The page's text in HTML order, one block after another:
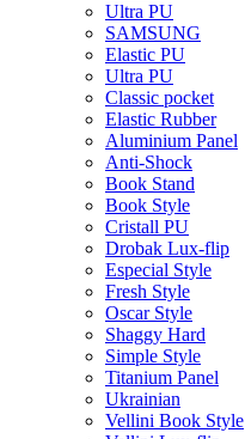
Ultra PU
SAMSUNG
Elastic PU
Ultra PU
Classic pocket
Elastic Rubber
Aluminium Panel
Anti-Shock
Book Stand
Book Style
Cristall PU
Drobak Lux-flip
Especial Style
Fresh Style
Oscar Style
Shaggy Hard
Simple Style
Titanium Panel
Ukrainian
Vellini Book Style